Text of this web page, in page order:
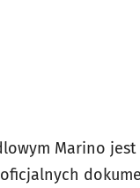
Marino